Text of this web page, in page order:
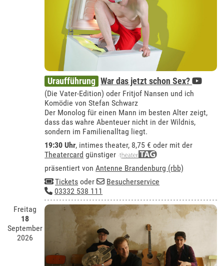
Uraufführung War das jetzt schon Sex?
(Die Vater-Edition) oder Fritjof Nansen und ich
Komödie von Stefan Schwarz
Der Monolog für einen Mann im besten Alter zeigt,
dass das wahre Abenteuer nicht in der Wildnis,
sondern im Familienalltag liegt.
19:30 Uhr, intimes theater, 8,75 € oder mit der
Theatercard günstiger
präsentiert vonAntenne Brandenburg (rbb)
Tickets oder
Besucherservice
03332 538 111
Freitag
18
September
2026